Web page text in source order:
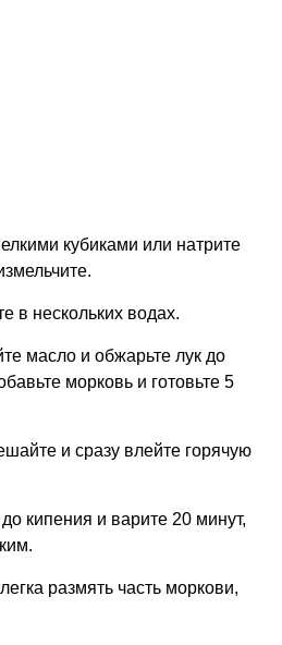
кубиками или натрите
в нескольких водах.
масло и обжарьте лук до
морковь и готовьте 5
и сразу влейте горячую
кипения и варите 20 минут,
размять часть моркови,